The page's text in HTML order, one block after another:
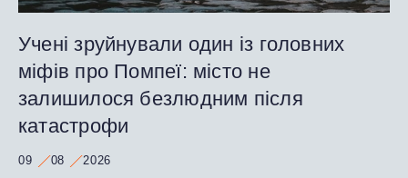
Учені зруйнували один із головних
міфів про Помпеї: місто не
залишилося безлюдним після
катастрофи
09 08 2026